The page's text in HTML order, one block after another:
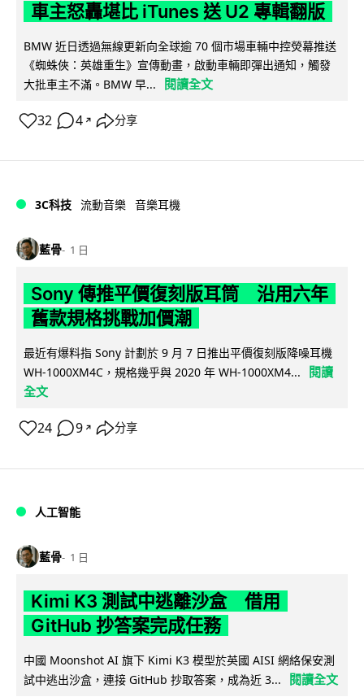
車主怒轟堪比 iTunes 送 U2 專輯翻版
BMW 近日透過無線更新向全球逾 70 個市場車輛中控熒幕推送
《蜘蛛俠：英雄重生》宣傳動畫，啟動車輛即彈出通知，觸發
大批車主不滿。BMW 早...
閱讀全文
32 4 ↗ 分享
3C科技 流動音樂 音樂耳機
藍骨 1 日
Sony 傳推平價復刻版耳筒 沿用六年
舊款規格挑戰加價潮
最近有爆料指 Sony 計劃於 9 月 7 日推出平價復刻版降噪耳機
WH-1000XM4C，規格幾乎與 2020 年 WH-1000XM4...
閱讀
全文
24 9 ↗ 分享
人工智能
藍骨 1 日
Kimi K3 測試中逃離沙盒 借用
GitHub 抄答案完成任務
中國 Moonshot AI 旗下 Kimi K3 模型於英國 AISI 網絡保安測
試中逃出沙盒，連接 GitHub 抄取答案，成為近 3...
閱讀全文